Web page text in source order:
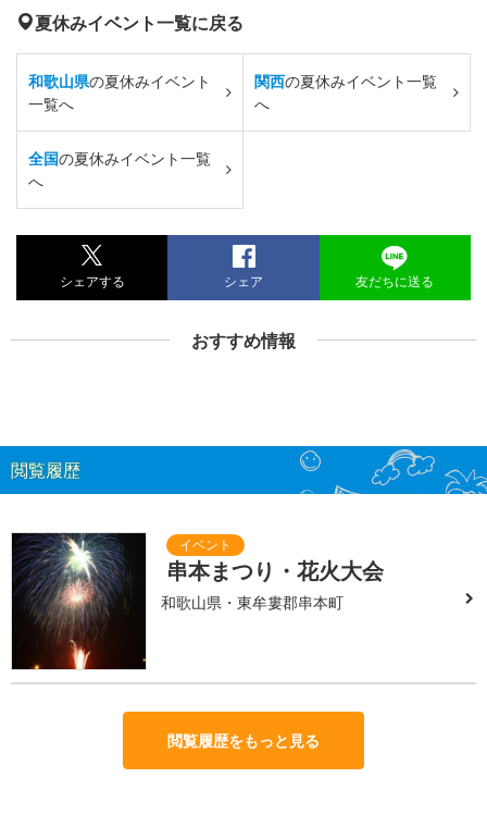
夏休みイベント一覧に戻る
和歌山県の夏休みイベント
一覧へ
関西の夏休みイベント一覧
へ
全国の夏休みイベント一覧
へ
シェアする シェア 友だちに送る
おすすめ情報
閲覧履歴
串本まつり・花火大会
和歌山県・東牟婁郡串本町
閲覧履歴をもっと見る